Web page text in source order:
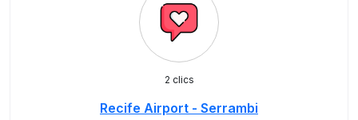
2 clics
Recife Airport - Serrambi